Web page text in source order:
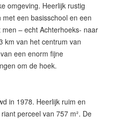
omgeving. Heerlijk rustig
een basisschool en een
– echt Achterhoeks- naar
km van het centrum van
een enorm fijne
om de hoek.
in 1978. Heerlijk ruim en
perceel van 757 m². De